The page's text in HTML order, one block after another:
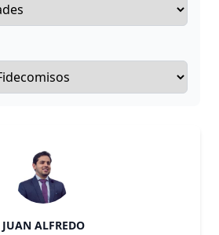
JUAN ALFREDO